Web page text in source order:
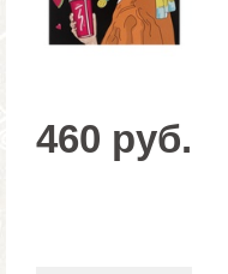
460 руб.